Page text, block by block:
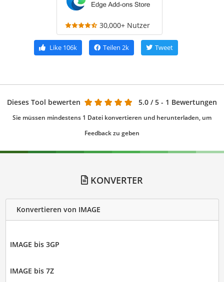
30,000+ Nutzer
Like 106k Teilen 2k Tweet
Dieses Tool bewerten 5.0 / 5 - 1 Bewertungen
Sie müssen mindestens 1 Datei konvertieren und herunterladen, um
Feedback zu geben
KONVERTER
Konvertieren von IMAGE
IMAGE bis 3GP
IMAGE bis 7Z